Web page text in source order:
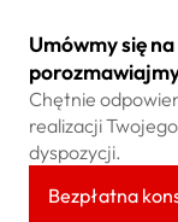
Umówmy się
Chętnie
realizacji
dyspozycji.
Bezpłatna